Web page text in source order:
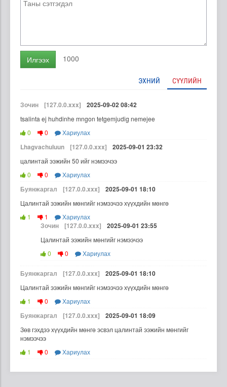
Илгээх 1000
ЭХНИЙ СҮҮЛИЙН
Зочин [127.0.0.xxx] 2025-09-02 08:42
tsalinta ej huhdinhe mngon tetgemjudig nemejee
0
0 Хариулах
Lhagvachuluun [127.0.0.xxx] 2025-09-01 23:32
цалинтай ээжийн 50 ийг нэмээчээ
0
0 Хариулах
Буянжаргал [127.0.0.xxx] 2025-09-01 18:10
Цалинтай ээжийн мөнгийг нэмээчээ хүүхдийн мөнгө
1
1 Хариулах
Зочин [127.0.0.xxx] 2025-09-01 23:55
Цалинтай ээжийн мөнгийг нэмээчээ
0
0 Хариулах
Буянжаргал [127.0.0.xxx] 2025-09-01 18:10
Цалинтай ээжийн мөнгийг нэмээчээ хүүхдийн мөнгө
1
0 Хариулах
Буянжаргал [127.0.0.xxx] 2025-09-01 18:09
Зөв гэхдээ хүүхдийн мөнгө эсвэл цалинтай ээжийн мөнгийг
нэмээчээ
1
0 Хариулах